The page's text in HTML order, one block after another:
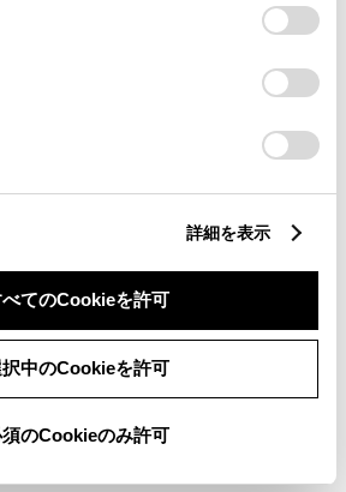
クッキー)が保存されることに同
。Cookie(クッキー)のオプトアウト、
回したりするにあたっては、当社の
情報の取り扱いについて
」をご覧くだ
詳細を表示
てのCookieを許可
中のCookieを許可
須のCookieのみ許可
別途ご購入いただく場合がございます
進抑制装置